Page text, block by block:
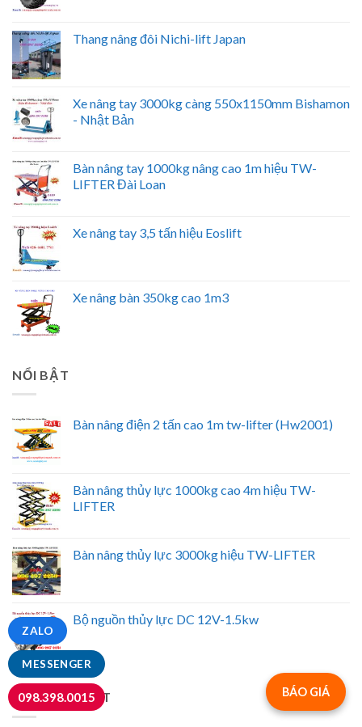
MESSENGER
ZALO
098.398.0015
Thang nâng đôi Nichi-lift Japan
Xe nâng tay 3000kg càng 550x1150mm Bishamon
- Nhật Bản
Bàn nâng tay 1000kg nâng cao 1m hiệu TW-
LIFTER Đài Loan
Xe nâng tay 3,5 tấn hiệu Eoslift
Xe nâng bàn 350kg cao 1m3
NỔI BẬT
Bàn nâng điện 2 tấn cao 1m tw-lifter (Hw2001)
Bàn nâng thủy lực 1000kg cao 4m hiệu TW-
LIFTER
Bàn nâng thủy lực 3000kg hiệu TW-LIFTER
Bộ nguồn thủy lực DC 12V-1.5kw
TIN MỚI NHẤT BÁO GIÁ